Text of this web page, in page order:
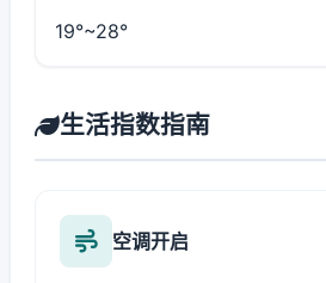
19°~28°
生活指数指南
空调开启